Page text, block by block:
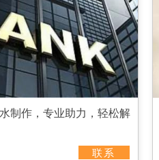
制作，专业助力，轻松解
联系